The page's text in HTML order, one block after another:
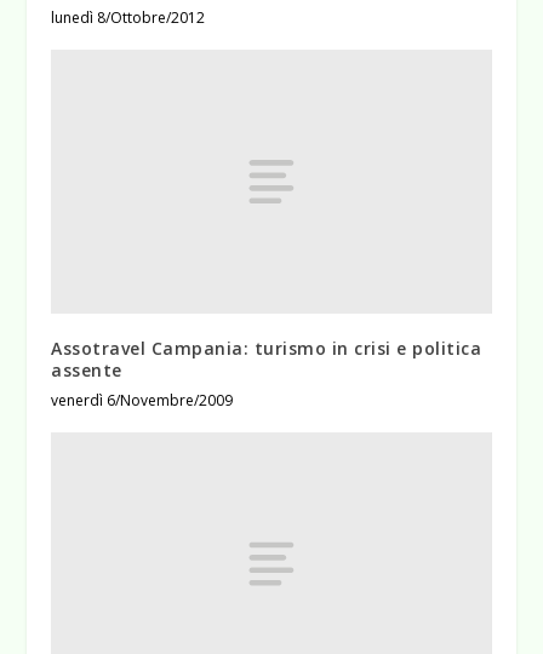
lunedì 8/Ottobre/2012
Assotravel Campania: turismo in crisi e politica
assente
venerdì 6/Novembre/2009